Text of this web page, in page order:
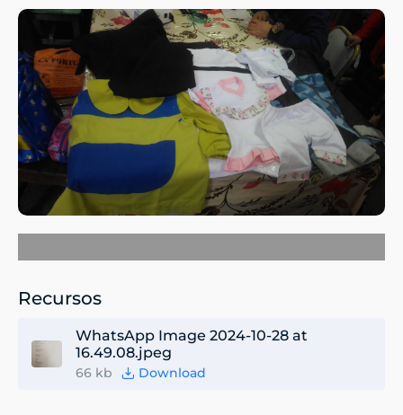
Recursos
WhatsApp Image 2024-10-28 at
16.49.08.jpeg
66 kb Download